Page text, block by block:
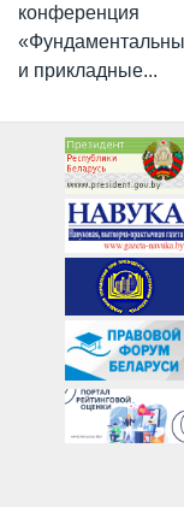
конференция
и прикладные...